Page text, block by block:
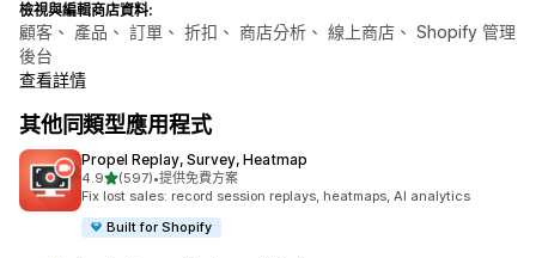
檢視與編輯商店資料:
顧客、 產品、 訂單、 折扣、 商店分析、 線上商店、 Shopify 管理
後台
查看詳情
其他同類型應用程式
Propel Replay, Survey, Heatmap
4.9滿分 5 顆星
(597)
共有 597 則評價
•提供免費方案
Fix lost sales: record session replays, heatmaps, AI analytics
Built for Shopify